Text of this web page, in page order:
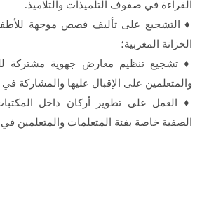
القراءة في صفوف التلميذات والتلاميذ.
♦️ التشجيع على تأليف قصص موجهة
الخزانة المغربية؛
♦️ تشجيع تنظيم معارض جهوية مشتركة
والمتعلمين على الإقبال عليها والمشاركة
♦️ العمل على تطوير أركان داخل
الصفية خاصة بفئة المتعلمات والمتعلمين